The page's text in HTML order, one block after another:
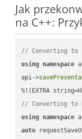
Jak
na C++:
// Converting to
using namespace
api->
// Converting to
using namespace
auto